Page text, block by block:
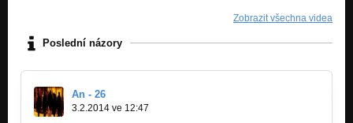
Zobrazit všechna videa
Poslední názory
An - 26
3.2.2014 ve 12:47